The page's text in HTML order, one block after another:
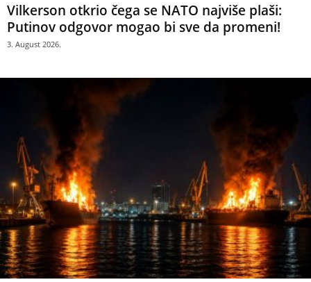
Vilkerson otkrio čega se NATO najviše plaši:
Putinov odgovor mogao bi sve da promeni!
3. August 2026.